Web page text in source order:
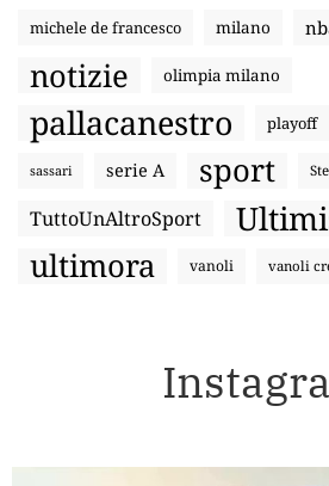
michele de francesco milano
notizie olimpia milano
pallacanestro playoff
sassari serie A sport
TuttoUnAltroSport
ultimora vanoli vanoli